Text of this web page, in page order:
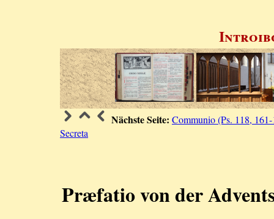
Nächste Seite: Communio (Ps. 118,
Secreta
Præfatio von der